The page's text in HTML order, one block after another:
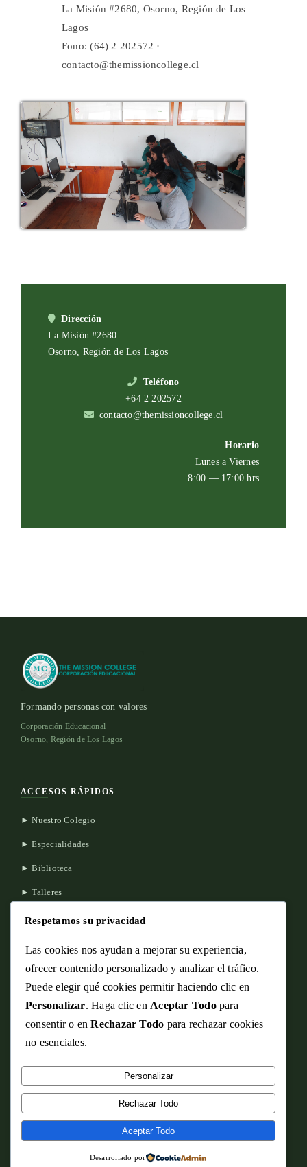
La Misión #2680, Osorno, Región de Los
Lagos
Fono: (64) 2 202572 ·
contacto@themissioncollege.cl
Dirección
La Misión #2680
Osorno, Región de Los Lagos
Teléfono
+64 2 202572
contacto@themissioncollege.cl
Horario
Lunes a Viernes
8:00 — 17:00 hrs
Formando personas con valores
Corporación Educacional
Osorno, Región de Los Lagos
ACCESOS RÁPIDOS
► Nuestro Colegio
► Especialidades
► Biblioteca
► Talleres
► Visión
CONTÁCTANOS
La Misión 2680, Osorno
+64 2 202572
contacto@themissioncollege.cl
Lunes a Viernes: 8:00 – 17:00 hrs
Respetamos su privacidad
Las cookies nos ayudan a mejorar su experiencia,
ofrecer contenido personalizado y analizar el tráfico.
Puede elegir qué cookies permitir haciendo clic en
Personalizar. Haga clic en Aceptar Todopara
consentir o enRechazar Todo para rechazar cookies
no esenciales.
Personalizar
Rechazar Todo
Aceptar Todo
Desarrollado por